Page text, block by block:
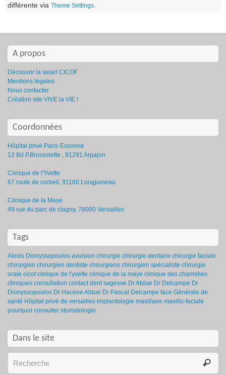
différente via Theme Settings
A propos
Découvrir la selarl CICOF
Mentions légales
Nous contacter
Création site VIVE la VIE !
Coordonnées
Hôpital privé Paris-Essonne
12 Bd P.Brossolette , 91291 Arpajon
Clinique de l'Yvette
67 route de corbeil, 91160 Longjumeau
Clinique de la Maye
49 rue du parc de clagny, 78000 Versailles
Tags
Alexis Dionyssopoulos avulsion chirurgie chirurgie dentaire chirurgie faciale
chirurgien chirurgien dentiste chirurgiens chirurgien spécialiste chirurgie
orale cicof clinique de l'yvette clinique de la maye clinique des charmilles
cliniques consultation contact dent sagesse Dr Abbar Dr Delcampe Dr
Dionyssopoulos Dr Hacene Abbar Dr Pascal Delcampe face Générale de
santé Hôpital privé de versailles implantologie maxillaire maxillo-faciale
pourquoi consulter stomatologie
Dans le site